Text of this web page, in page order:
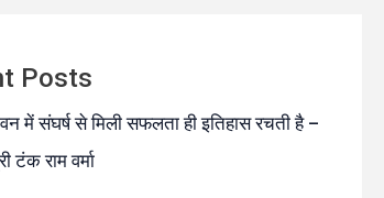
Posts
में संघर्ष से मिली सफलता ही इतिहास रचती है –
टंक राम वर्मा